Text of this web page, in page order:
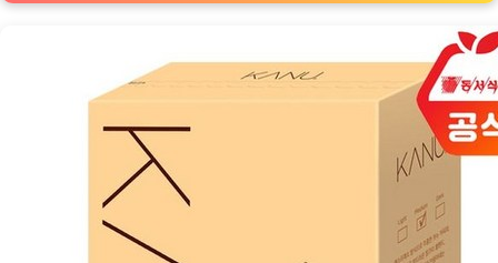
밀
크
티
라
떼:
완